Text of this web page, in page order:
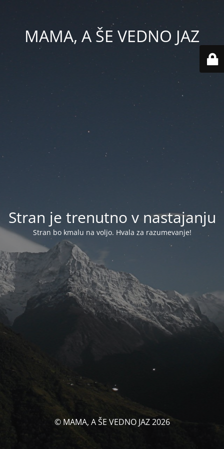
MAMA, A ŠE VEDNO JAZ
Stran je trenutno v nastajanju
Stran bo kmalu na voljo. Hvala za razumevanje!
© MAMA, A ŠE VEDNO JAZ 2026